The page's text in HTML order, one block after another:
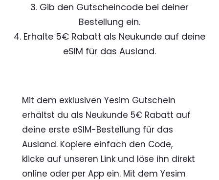
3. Gib den Gutscheincode bei deiner
Bestellung ein.
4. Erhalte 5€ Rabatt als Neukunde auf deine
eSIM für das Ausland.
Mit dem exklusiven Yesim Gutschein
erhältst du als Neukunde 5€ Rabatt auf
deine erste eSIM-Bestellung für das
Ausland. Kopiere einfach den Code,
klicke auf unseren Link und löse ihn direkt
online oder per App ein. Mit dem Yesim